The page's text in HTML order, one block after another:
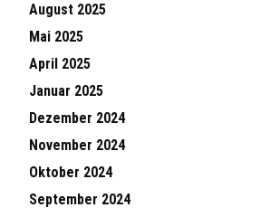
August 2025
Mai 2025
April 2025
Januar 2025
Dezember 2024
November 2024
Oktober 2024
September 2024